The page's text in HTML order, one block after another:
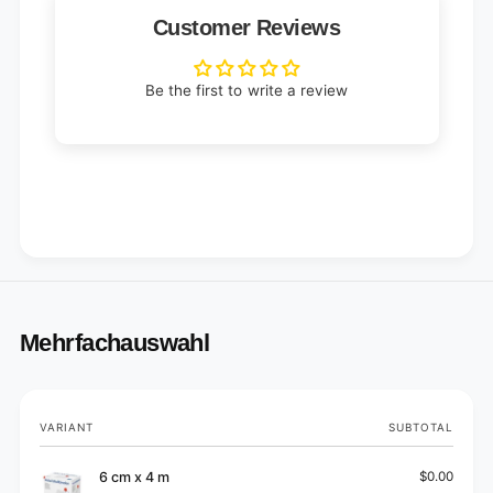
Customer Reviews
Be the first to write a review
Mehrfachauswahl
Your
cart
VARIANT SUBTOTAL
6 cm x 4 m $0.00